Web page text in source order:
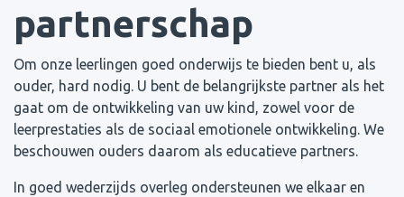
partnerschap
Om onze leerlingen goed onderwijs te bieden bent u, als
ouder, hard nodig. U bent de belangrijkste partner als het
gaat om de ontwikkeling van uw kind, zowel voor de
leerprestaties als de sociaal emotionele ontwikkeling. We
beschouwen ouders daarom als educatieve partners.
In goed wederzijds overleg ondersteunen we elkaar en